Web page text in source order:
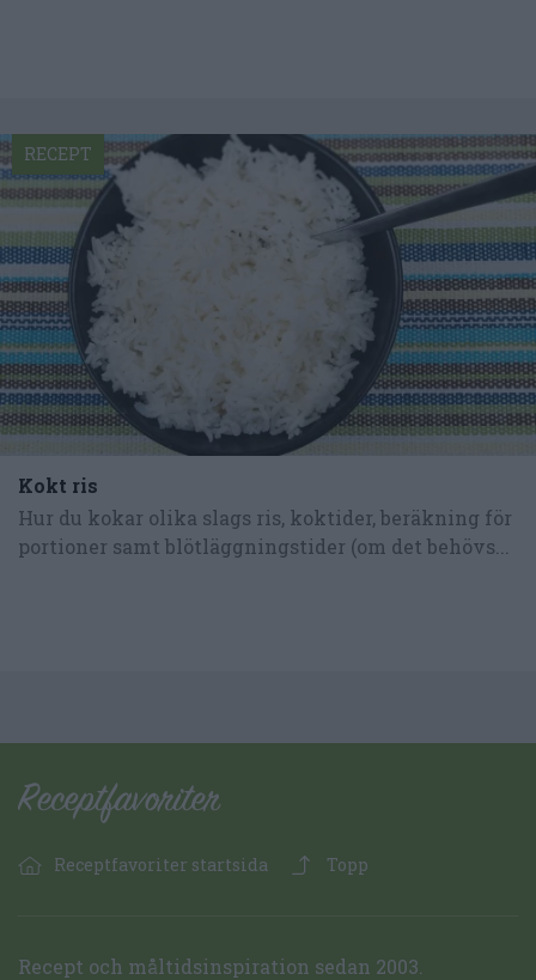
Kokt ris
Hur du kokar olika slags ris, koktider, beräkning för
portioner samt blötläggningstider (om det behövs...
RECEPT
Receptfavoriter startsida Topp
Recept och måltidsinspiration sedan 2003.